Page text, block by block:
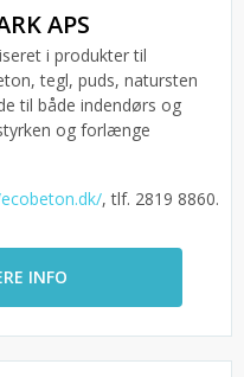
APS
i produkter til
tegl, puds, natursten
til både indendørs og
og forlænge
, tlf. 2819 8860.
INFO